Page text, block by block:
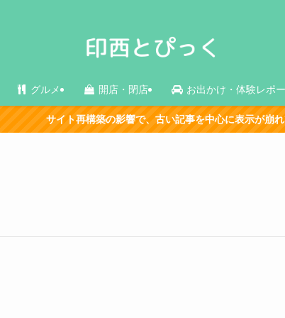
グルメ 開店・閉店 お出かけ・体験レポ
サイト再構築の影響で、古い記事を中心に表示が崩れている箇